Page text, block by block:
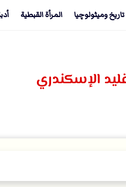
تاريخ وميثولوچيا المرأة القبطية
الإسكندري